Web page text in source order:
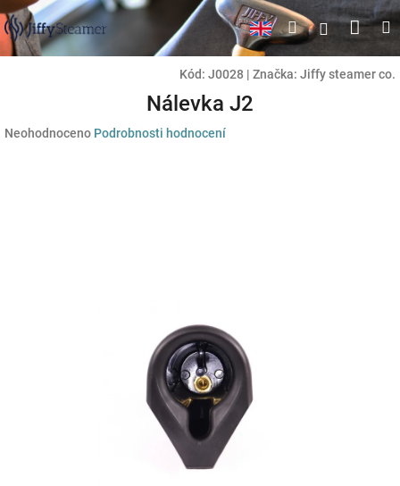
Přejít
na
obsah
HledatPřihlášení
Kód: J0028 | Značka: Jiffy steamer co.
Nálevka J2
Průměrné
Neohodnoceno Podrobnosti hodnocení